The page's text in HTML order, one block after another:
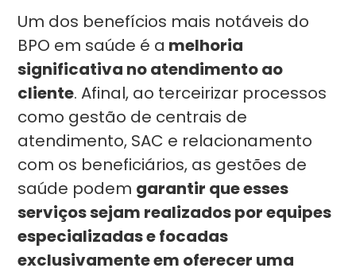
Um dos benefícios mais notáveis do
BPO em saúde é a melhoria
significativa no atendimento ao
cliente. Afinal, ao terceirizar processos
como gestão de centrais de
atendimento, SAC e relacionamento
com os beneficiários, as gestões de
saúde podem garantir que esses
serviços sejam realizados por equipes
especializadas e focadas
exclusivamente em oferecer uma